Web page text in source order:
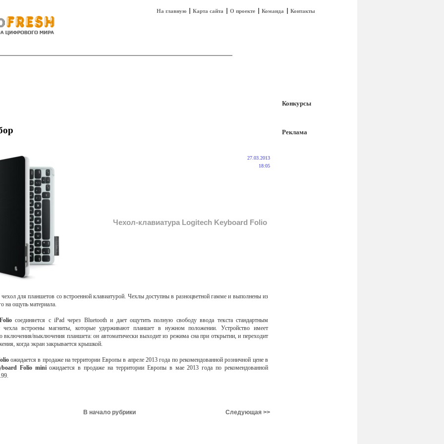
На главную Карта сайта О проекте Команда Контакты
Чехол-клавиатура Logitech Keyboard Folio
27.03.2013
18:05
чехол для планшетов со встроенной клавиатурой. Чехлы доступны в разноцветной гамме и выполнены из
на ощупь материала.
соединяется с iPad через Bluetooth и дает ощутить полную свободу ввода текста стандартным
встроены магниты, которые удерживают планшет в нужном положении. Устройство имеет
выключения планшета: он автоматически выходит из режима сна при открытии, и переходит
когда экран закрывается крышкой.
ожидается в продаже на территории Европы в апреле 2013 года по рекомендованной розничной цене в
Folio miniожидается в продаже на территории Европы в мае 2013 года по рекомендованной
В начало рубрики Следующая >>
Конкурсы
Реклама